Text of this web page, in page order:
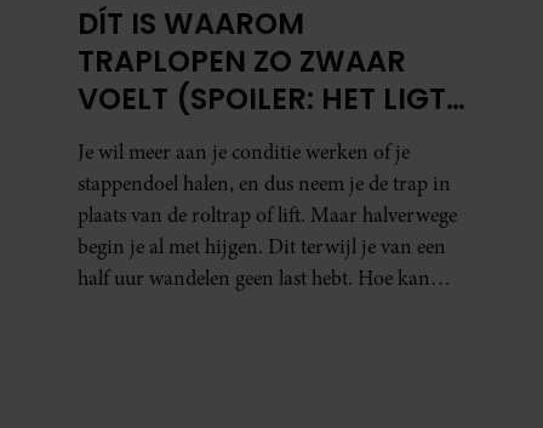
DÍT IS WAAROM
TRAPLOPEN ZO ZWAAR
VOELT (SPOILER: HET LIGT
NIET AAN JE CONDITIE)
Je wil meer aan je conditie werken of je
stappendoel halen, en dus neem je de trap in
plaats van de roltrap of lift. Maar halverwege
begin je al met hijgen. Dit terwijl je van een
half uur wandelen geen last hebt. Hoe kan